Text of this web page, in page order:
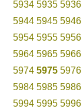
5934 5935 5936
5944 5945 5946
5954 5955 5956
5964 5965 5966
5974 5975 5976
5984 5985 5986
5994 5995 5996